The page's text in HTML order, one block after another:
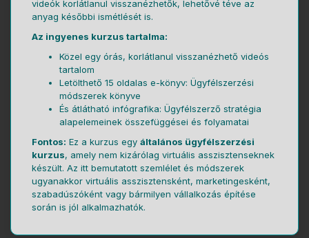
videók korlátlanul visszanézhetők, lehetővé téve az
anyag későbbi ismétlését is.
Az ingyenes kurzus tartalma:
Közel egy órás, korlátlanul visszanézhető videós
tartalom
Letölthető 15 oldalas e-könyv: Ügyfélszerzési
módszerek könyve
És átlátható infógrafika: Ügyfélszerző stratégia
alapelemeinek összefüggései és folyamatai
Fontos: Ez a kurzus egy általános ügyfélszerzési
kurzus, amely nem kizárólag virtuális asszisztenseknek
készült. Az itt bemutatott szemlélet és módszerek
ugyanakkor virtuális asszisztensként, marketingesként,
szabadúszóként vagy bármilyen vállalkozás építése
során is jól alkalmazhatók.